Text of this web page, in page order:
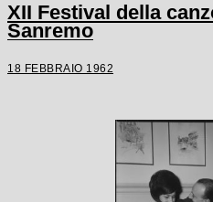
XII Festival della
Sanremo
18 FEBBRAIO 1962